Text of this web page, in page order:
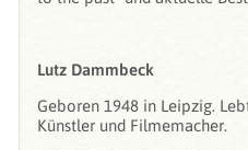
Lutz Dammbeck
Geboren 1948 in Leipzig.
Künstler und Filmemacher.